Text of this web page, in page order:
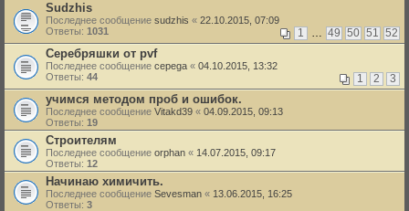
Sudzhis
Последнее сообщение sudzhis « 22.10.2015, 07:09
Ответы: 1031 1 … 49 50 51 52
Серебряшки от pvf
Последнее сообщение cepega « 04.10.2015, 13:32
Ответы: 44 1 2 3
учимся методом проб и ошибок.
Последнее сообщение Vitakd39 « 04.09.2015, 09:13
Ответы: 19
Строителям
Последнее сообщение orphan « 14.07.2015, 09:17
Ответы: 12
Начинаю химичить.
Последнее сообщение Sevesman « 13.06.2015, 16:25
Ответы: 3